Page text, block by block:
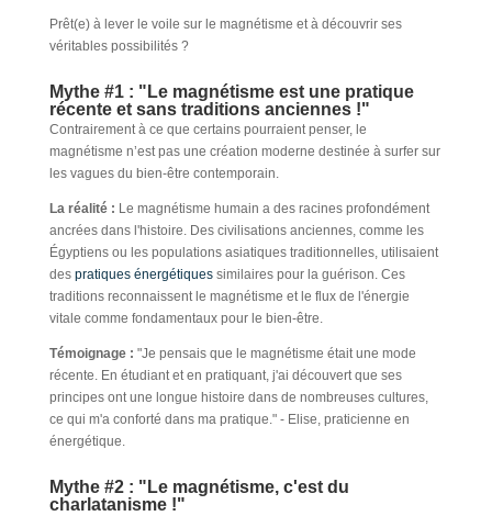
Prêt(e) à lever le voile sur le magnétisme et à découvrir ses
véritables possibilités ?
Mythe #1 : "Le magnétisme est une pratique
récente et sans traditions anciennes !"
Contrairement à ce que certains pourraient penser, le
magnétisme n’est pas une création moderne destinée à surfer sur
les vagues du bien-être contemporain.
La réalité : Le magnétisme humain a des racines profondément
ancrées dans l'histoire. Des civilisations anciennes, comme les
Égyptiens ou les populations asiatiques traditionnelles, utilisaient
des pratiques énergétiquessimilaires pour la guérison. Ces
traditions reconnaissent le magnétisme et le flux de l'énergie
vitale comme fondamentaux pour le bien-être.
Témoignage : "Je pensais que le magnétisme était une mode
récente. En étudiant et en pratiquant, j'ai découvert que ses
principes ont une longue histoire dans de nombreuses cultures,
ce qui m'a conforté dans ma pratique." - Elise, praticienne en
énergétique.
Mythe #2 : "Le magnétisme, c'est du
charlatanisme !"